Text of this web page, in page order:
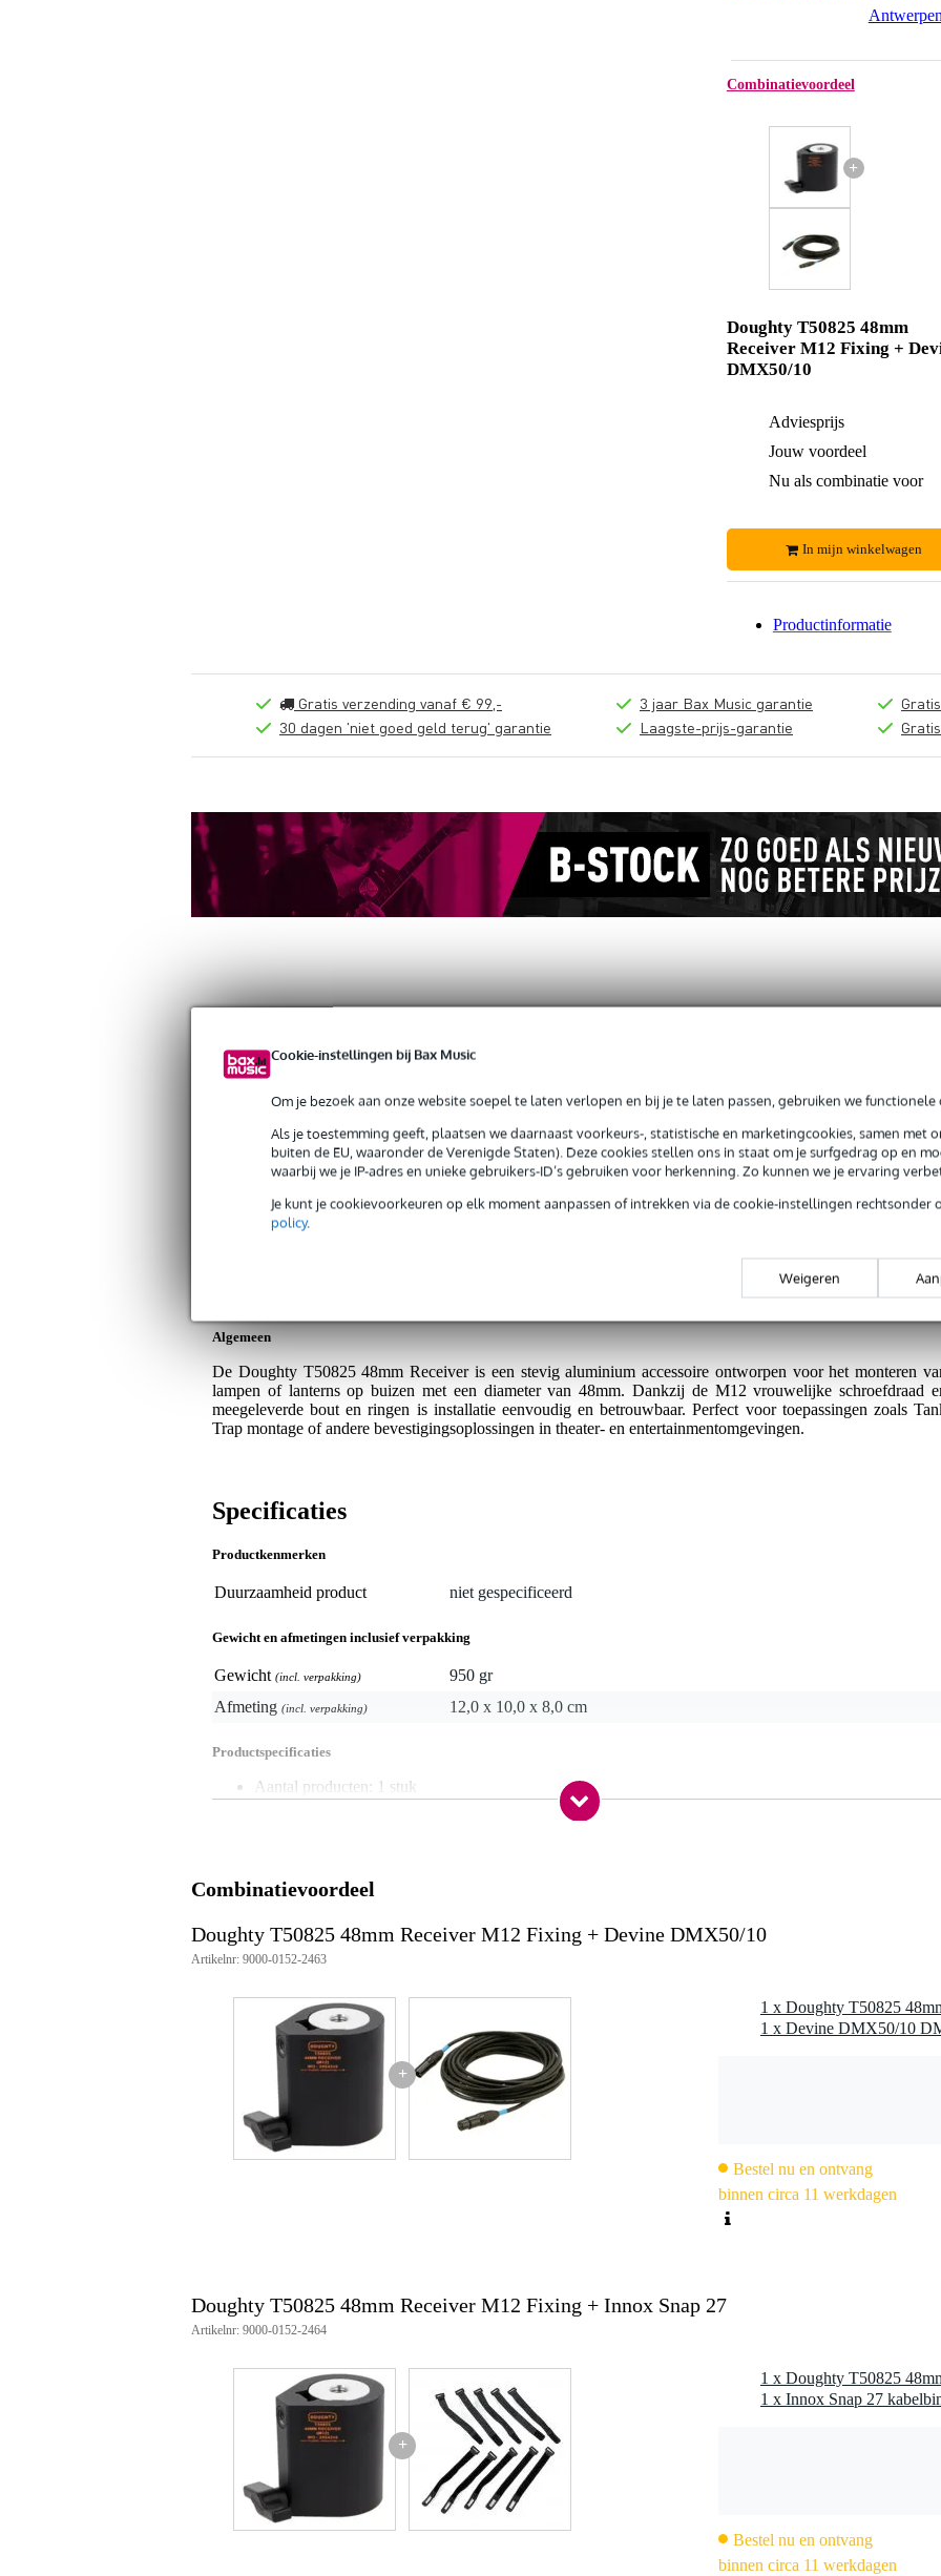
Cookie-instellingen bij Bax Music
Om je bezoek aan onze website soepel te laten verlopen en bij je te laten passen, gebruiken we functionele
Als je toestemming geeft, plaatsen we daarnaast voorkeurs-, statistische en marketingcookies, samen met
buiten de EU, waaronder de Verenigde Staten). Deze cookies stellen ons in staat om je surfgedrag op en
waarbij we je IP-adres en unieke gebruikers-ID’s gebruiken voor herkenning. Zo kunnen we je ervaring
Je kunt je cookievoorkeuren op elk moment aanpassen of intrekken via de cookie-instellingen rechtsonder
policy.
Weigeren
Antwerpen
Combinatievoordeel
+
Doughty T50825 48mm
Receiver M12 Fixing +
DMX50/10
Adviesprijs
Jouw voordeel
Nu als combinatie voor
In mijn winkelwagen
Productinformatie
Gratis verzending vanaf € 99,-
30 dagen 'niet goed geld terug' garantie
3 jaar Bax Music garantie
Laagste-prijs-garantie
Doughty T50825 48mm Receiver M12 Fixing
Servicebelofte
Bax Music Garantie : Op dit product krijg je 3 jaar Bax Music Garantie.
Op dit product krijg je 3 jaar Bax Music Garantie.
Plus- en minpunten
Algemeen
De Doughty T50825 48mm Receiver is een stevig aluminium accessoire ontworpen voor het monteren
lampen of lanterns op buizen met een diameter van 48mm. Dankzij de M12 vrouwelijke schroefdraad
meegeleverde bout en ringen is installatie eenvoudig en betrouwbaar. Perfect voor toepassingen zoals
Trap montage of andere bevestigingsoplossingen in theater- en entertainmentomgevingen.
Specificaties
Productkenmerken
Duurzaamheid product niet gespecificeerd
Gewicht en afmetingen inclusief verpakking
Gewicht (incl. verpakking)
950 gr
Afmeting (incl. verpakking) 12,0 x 10,0 x 8,0 cm
Productspecificaties
Aantal producten: 1 stuk
Producten inbegrepen: 1 receiver, 1 bout, 1 set ringen
Schroefdraad: M12 female
Compatibiliteit: geschikt voor 48mm buizen, inclusief gebruik met lanterns en verlichting, o.a. Tank Trap
Artikelnummer: T50825
Combinatievoordeel
Doughty T50825 48mm Receiver M12 Fixing + Devine DMX50/10
Artikelnr: 9000-0152-2463
+
1 x Doughty T50825
Bestel nu en ontvang
binnen circa 11 werkdagen
Doughty T50825 48mm Receiver M12 Fixing + Innox Snap 27
Artikelnr: 9000-0152-2464
+
1 x Doughty T50825
Bestel nu en ontvang
binnen circa 11 werkdagen